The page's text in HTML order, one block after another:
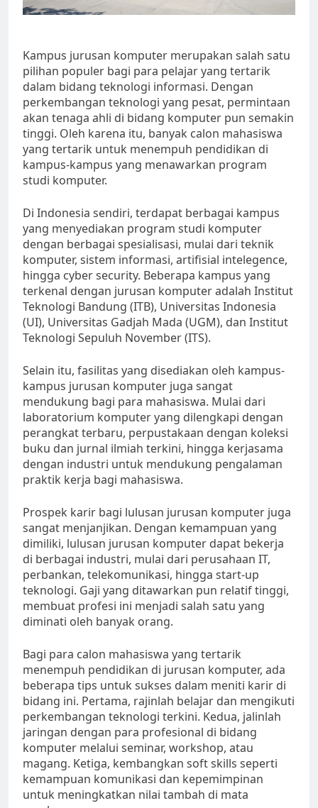
Kampus jurusan komputer merupakan salah satu
pilihan populer bagi para pelajar yang tertarik
dalam bidang teknologi informasi. Dengan
perkembangan teknologi yang pesat, permintaan
akan tenaga ahli di bidang komputer pun semakin
tinggi. Oleh karena itu, banyak calon mahasiswa
yang tertarik untuk menempuh pendidikan di
kampus-kampus yang menawarkan program
studi komputer.
Di Indonesia sendiri, terdapat berbagai kampus
yang menyediakan program studi komputer
dengan berbagai spesialisasi, mulai dari teknik
komputer, sistem informasi, artifisial intelegence,
hingga cyber security. Beberapa kampus yang
terkenal dengan jurusan komputer adalah Institut
Teknologi Bandung (ITB), Universitas Indonesia
(UI), Universitas Gadjah Mada (UGM), dan Institut
Teknologi Sepuluh November (ITS).
Selain itu, fasilitas yang disediakan oleh kampus-
kampus jurusan komputer juga sangat
mendukung bagi para mahasiswa. Mulai dari
laboratorium komputer yang dilengkapi dengan
perangkat terbaru, perpustakaan dengan koleksi
buku dan jurnal ilmiah terkini, hingga kerjasama
dengan industri untuk mendukung pengalaman
praktik kerja bagi mahasiswa.
Prospek karir bagi lulusan jurusan komputer juga
sangat menjanjikan. Dengan kemampuan yang
dimiliki, lulusan jurusan komputer dapat bekerja
di berbagai industri, mulai dari perusahaan IT,
perbankan, telekomunikasi, hingga start-up
teknologi. Gaji yang ditawarkan pun relatif tinggi,
membuat profesi ini menjadi salah satu yang
diminati oleh banyak orang.
Bagi para calon mahasiswa yang tertarik
menempuh pendidikan di jurusan komputer, ada
beberapa tips untuk sukses dalam meniti karir di
bidang ini. Pertama, rajinlah belajar dan mengikuti
perkembangan teknologi terkini. Kedua, jalinlah
jaringan dengan para profesional di bidang
komputer melalui seminar, workshop, atau
magang. Ketiga, kembangkan soft skills seperti
kemampuan komunikasi dan kepemimpinan
untuk meningkatkan nilai tambah di mata